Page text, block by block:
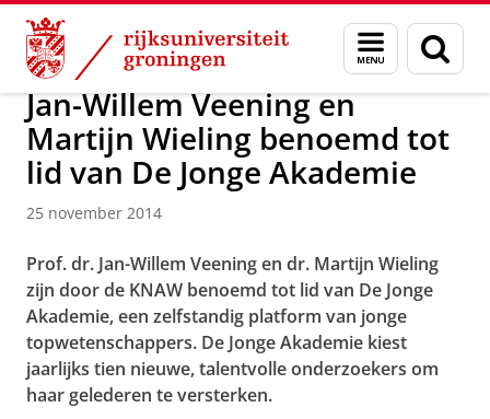
Skip
Content
Skip
Navigation
Menu
en
zoeken
Over ons Actueel Nieuws Nieuwsberichten
Jan-Willem Veening en
Martijn Wieling benoemd tot
lid van De Jonge Akademie
25 november 2014
Prof. dr. Jan-Willem Veening en dr. Martijn Wieling
zijn door de KNAW benoemd tot lid van De Jonge
Akademie,een zelfstandig platform van jonge
topwetenschappers. De Jonge Akademie kiest
jaarlijks tien nieuwe, talentvolle onderzoekers om
haar gelederen te versterken.